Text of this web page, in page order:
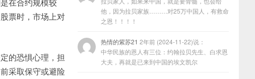
票时，市场上对
的恐惧心理，担
采取保守或避险
他，因为拉贝家族………对25万中国人，有救命
之恩！！！！
热情的紫苏21 2年前 (2024-11-22)说：
中华民族的恩人有三位：约翰拉贝先生、白求恩
大夫，再就是已来到中国的埃文凯尔